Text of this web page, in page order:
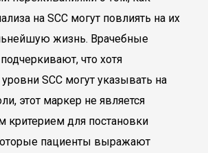
на SCC могут повлиять на их
жизнь. Врачебные
что хотя
SCC могут указывать на
этот маркер не является
критерием для постановки
пациенты выражают